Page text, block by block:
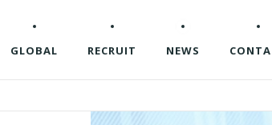
GLOBAL RECRUIT NEWS